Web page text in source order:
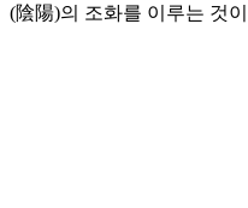
(陰陽)의 조화를 이루는 것